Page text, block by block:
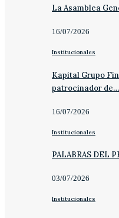
La Asamblea
16/07/2026
Institucionales
Kapital Grupo
patrocinador de…
16/07/2026
Institucionales
PALABRAS DEL
03/07/2026
Institucionales